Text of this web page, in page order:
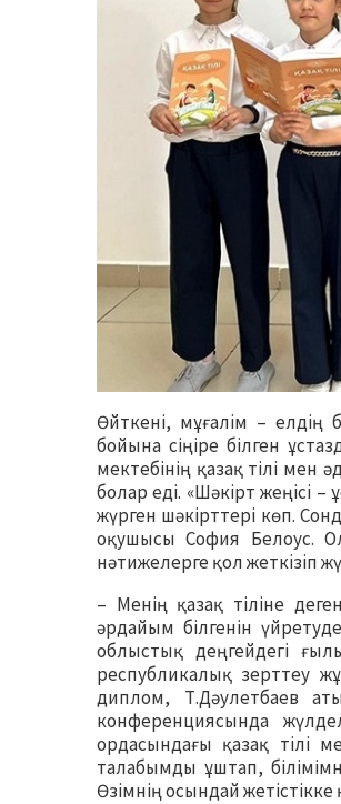
Өйткені, мұғалім – елдің
бойына сіңіре білген
мектебінің қазақ тілі мен
болар еді. «Шәкірт жеңісі –
жүрген шәкірттері көп.
оқушысы София Белоус.
нәтижелерге қол жеткізіп
– Менің қазақ тіліне
әрдайым білгенін
облыстық деңгейдегі
республикалық зерттеу
диплом, Т.Дәулетбаев
конференциясында
ордасындағы қазақ тілі
талабымды ұштап,
Өзімнің осындай